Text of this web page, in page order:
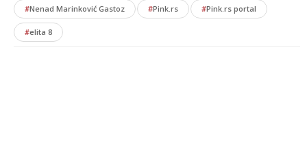
#Nenad Marinković Gastoz #Pink.rs #Pink.rs portal
#elita 8